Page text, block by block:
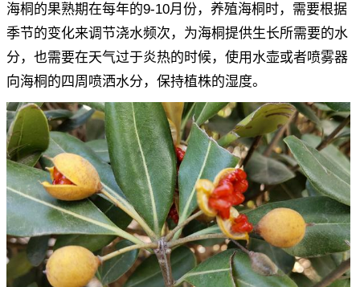
海桐的果熟期在每年的9-10月份，养殖海桐时，需要根据
季节的变化来调节浇水频次，为海桐提供生长所需要的水
分，也需要在天气过于炎热的时候，使用水壶或者喷雾器
向海桐的四周喷洒水分，保持植株的湿度。